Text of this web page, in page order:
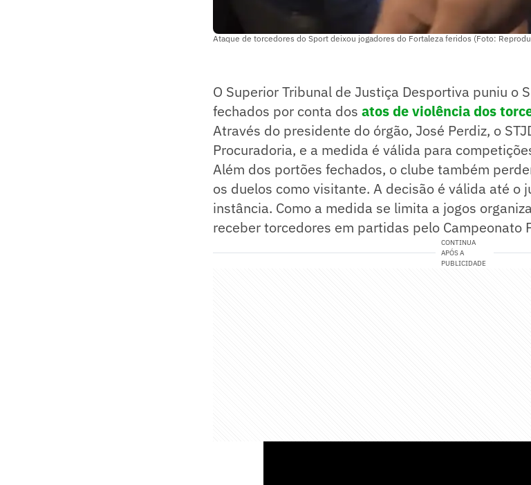
Ataque de torcedores do Sport deixou jogadores do Fortaleza feridos (Foto:
O Superior Tribunal de Justiça Desportiva puniu o
fechados por conta dos atos de violência dos
Através do presidente do órgão, José Perdiz, o
Procuradoria, e a medida é válida para
Além dos portões fechados, o clube também
os duelos como visitante. A decisão é válida até o
instância. Como a medida se limita a jogos
receber torcedores em partidas pelo Campeonato
CONTINUA
APÓS A
PUBLICIDADE